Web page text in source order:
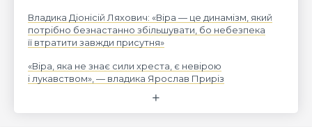
Владика Діонісій Ляхович: «Віра — це динамізм, який
потрібно безнастанно збільшувати, бо небезпека
її втратити завжди присутня»
«Віра, яка не знає сили хреста, є невірою
і лукавством», — владика Ярослав Приріз